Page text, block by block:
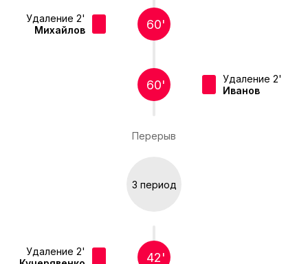
Удаление 2'
Михайлов
60'
60'
Удаление 2'
Иванов
Перерыв
3 период
Удаление 2'
42'